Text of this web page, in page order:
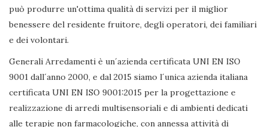
può produrre un'ottima qualità di servizi per il miglior
benessere del residente fruitore, degli operatori, dei familiari
e dei volontari.
Generali Arredamenti è un´azienda certificata UNI EN ISO
9001 dall´anno 2000, e dal 2015 siamo l´unica azienda italiana
certificata UNI EN ISO 9001:2015 per la progettazione e
realizzazione di arredi multisensoriali e di ambienti dedicati
alle terapie non farmacologiche, con annessa attività di